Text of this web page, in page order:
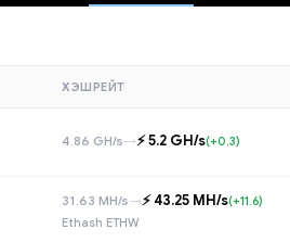
ХЭШРЕЙТ
4.86 GH/s→⚡️ 5.2 GH/s(+0.3)
31.63 MH/s→⚡️ 43.25 MH/s(+11.6)
Ethash ETHW